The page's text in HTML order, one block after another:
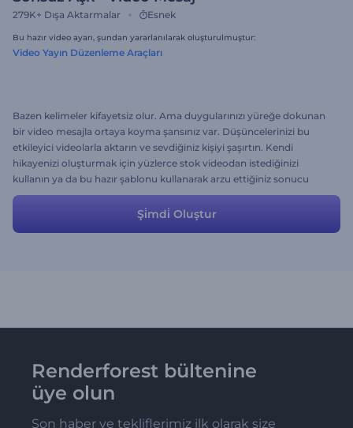
279K+ Dışa Aktarmalar Esnek
Bu hazır video ayarı, şundan yararlanılarak oluşturulmuştur:
Video Yayın Düzenleme Araçları
Bazen kelimeler kifayetsiz olur. Ama duygularınızı yüreğe dokunan
bir video mesajla ortaya koyma şansınız var. Düşüncelerinizi bu
etkileyici videolarla aktarın ve sevdiğiniz kişiyi şaşırtın. Kendi
hikayenizi oluşturmak için yüzlerce stok videodan istediğinizi
kullanın ya da bu hazır şablonu kullanarak arzu ettiğiniz sonucu
birkaç dakika içinde elde edin!
Şi̇mdi̇ Oluştur
Renderforest bültenine
üye olun
Son haber ve tekliflerimiz ilk olarak size